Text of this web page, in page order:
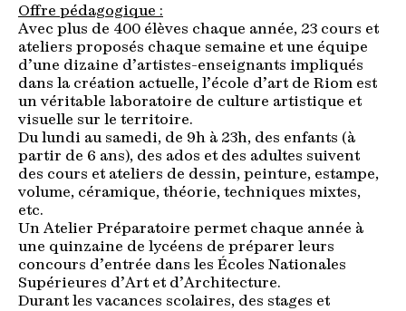
Offre pédagogique :
Avec plus de 400 élèves chaque année, 23 cours et
ateliers proposés chaque semaine et une équipe
d’une dizaine d’artistes-enseignants impliqués
dans la création actuelle, l’école d’art de Riom est
un véritable laboratoire de culture artistique et
visuelle sur le territoire.
Du lundi au samedi, de 9h à 23h, des enfants (à
partir de 6 ans), des ados et des adultes suivent
des cours et ateliers de dessin, peinture, estampe,
volume, céramique, théorie, techniques mixtes,
etc.
Un Atelier Préparatoire permet chaque année à
une quinzaine de lycéens de préparer leurs
concours d’entrée dans les Écoles Nationales
Supérieures d’Art et d’Architecture.
Durant les vacances scolaires, des stages et